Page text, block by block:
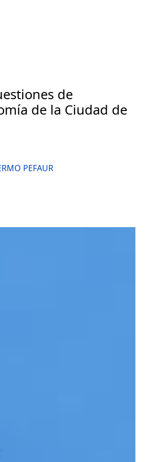
de
de la Ciudad de
PEFAUR